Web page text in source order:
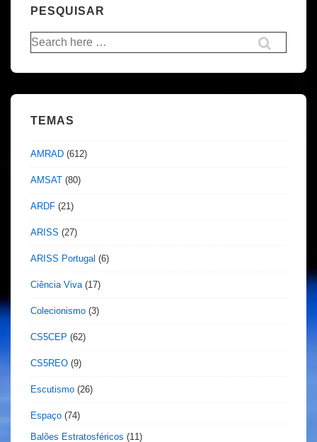
PESQUISAR
Pesquisar
por:
TEMAS
AMRAD (612)
AMSAT (80)
ARDF (21)
ARISS (27)
ARISS Portugal (6)
Ciência Viva(17)
Colecionismo (3)
CS5CEP (62)
CS5REO (9)
Escutismo (26)
Espaço (74)
Balões Estratosféricos (11)